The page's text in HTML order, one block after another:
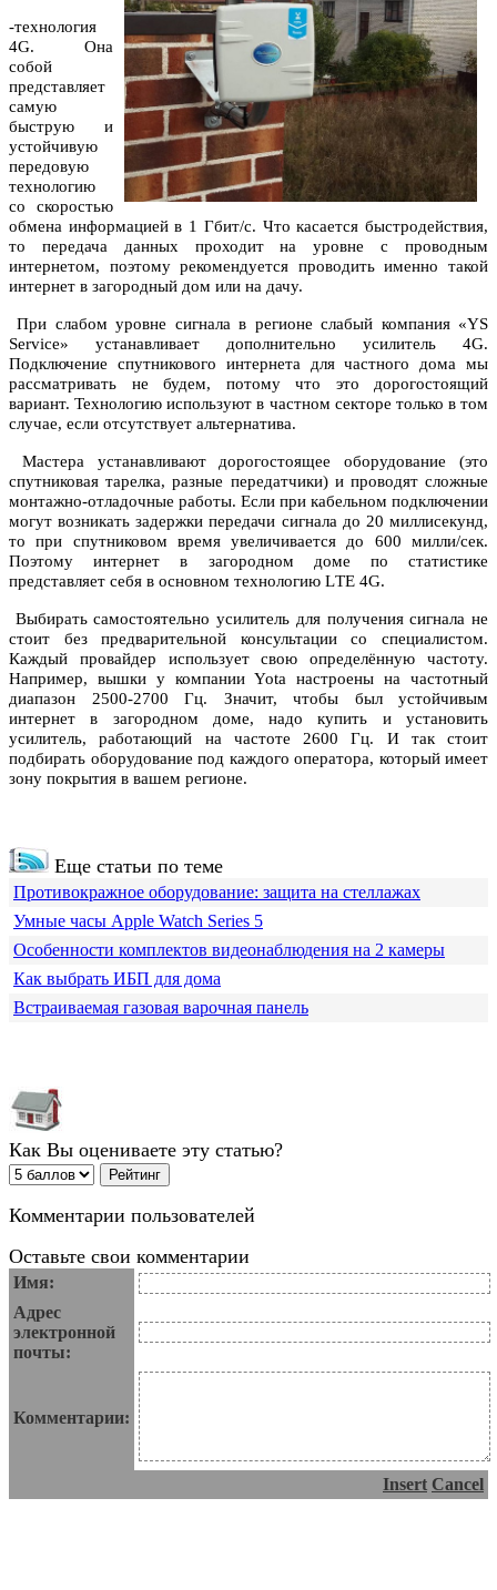
-технология
4G. Она
собой
представляет
самую
быструю и
устойчивую
передовую
технологию
со скоростью
обмена информацией в 1 Гбит/с. Что касается быстродействия,
то передача данных проходит на уровне с проводным
интернетом, поэтому рекомендуется проводить именно такой
интернет в загородный дом или на дачу.
При слабом уровне сигнала в регионе слабый компания «YS
Service» устанавливает дополнительно усилитель 4G.
Подключение спутникового интернета для частного дома мы
рассматривать не будем, потому что это дорогостоящий
вариант. Технологию используют в частном секторе только в том
случае, если отсутствует альтернатива.
Мастера устанавливают дорогостоящее оборудование (это
спутниковая тарелка, разные передатчики) и проводят сложные
монтажно-отладочные работы. Если при кабельном подключении
могут возникать задержки передачи сигнала до 20 миллисекунд,
то при спутниковом время увеличивается до 600 милли/сек.
Поэтому интернет в загородном доме по статистике
представляет себя в основном технологию LТЕ 4G.
Выбирать самостоятельно усилитель для получения сигнала не
стоит без предварительной консультации со специалистом.
Каждый провайдер использует свою определённую частоту.
Например, вышки у компании Yota настроены на частотный
диапазон 2500-2700 Гц. Значит, чтобы был устойчивым
интернет в загородном доме, надо купить и установить
усилитель, работающий на частоте 2600 Гц. И так стоит
подбирать оборудование под каждого оператора, который имеет
зону покрытия в вашем регионе.
Еще статьи по теме
Противокражное оборудование: защита на стеллажах
Умные часы Apple Watch Series 5
Особенности комплектов видеонаблюдения на 2 камеры
Как выбрать ИБП для дома
Встраиваемая газовая варочная панель
Как Вы оцениваете эту статью?
Комментарии пользователей
Оставьте свои комментарии
Имя:
Адрес
электронной
почты:
Комментарии:
Insert Cancel